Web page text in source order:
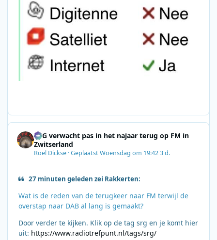
SRG verwacht pas in het najaar terug op FM in
Zwitserland
Roel Dickse ·GeplaatstWoensdag om 19:423 d.
27 minuten geleden zei Rakkerten:
Wat is de reden van de terugkeer naar FM terwijl de
overstap naar DAB al lang is gemaakt?
Door verder te kijken. Klik op de tag srg en je komt hier
uit: https://www.radiotrefpunt.nl/tags/srg/